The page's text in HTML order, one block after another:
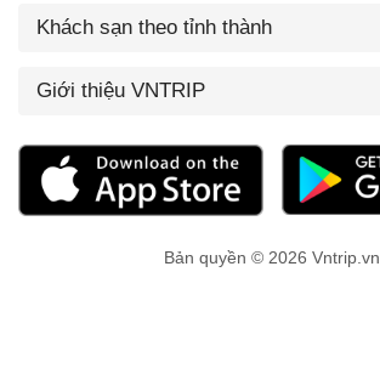
Khách sạn theo tỉnh thành
Giới thiệu VNTRIP
Bản quyền © 2026 Vntrip.vn